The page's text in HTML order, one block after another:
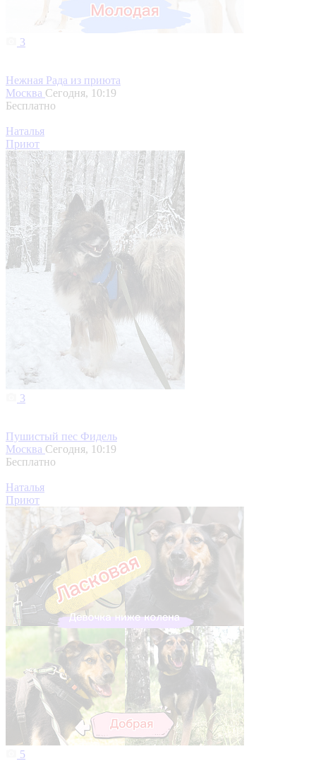
3
Нежная Рада из приюта
Москва Сегодня, 10:19
Бесплатно
Наталья
Приют
3
Пушистый пес Фидель
Москва Сегодня, 10:19
Бесплатно
Наталья
Приют
5